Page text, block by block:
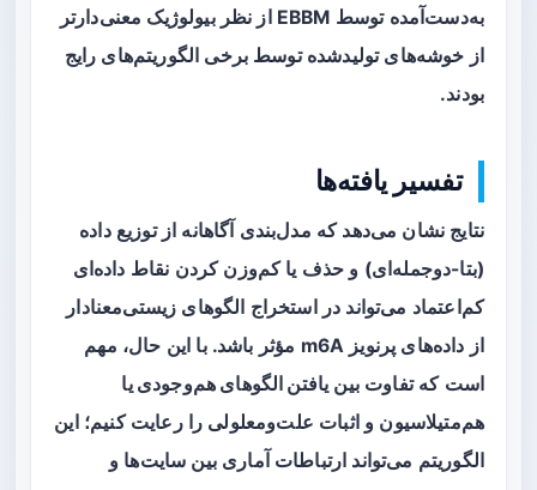
به‌دست‌آمده توسط EBBM از نظر بیولوژیک معنی‌دارتر
از خوشه‌های تولیدشده توسط برخی الگوریتم‌های رایج
بودند.
تفسیر یافته‌ها
نتایج نشان می‌دهد که مدل‌بندی آگاهانه از توزیع داده
(بتا-دوجمله‌ای) و حذف یا کم‌وزن کردن نقاط داده‌ای
کم‌اعتماد می‌تواند در استخراج الگوهای زیستی‌معنادار
از داده‌های پرنویز m6A مؤثر باشد. با این حال، مهم
است که تفاوت بین یافتن الگوهای هم‌وجودی یا
هم‌متیلاسیون و اثبات علت‌ومعلولی را رعایت کنیم؛ این
الگوریتم می‌تواند ارتباطات آماری بین سایت‌ها و